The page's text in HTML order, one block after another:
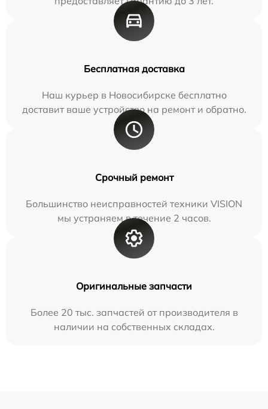
Бесплатная доставка
Наш курьер в Новосибирске бесплатно
доставит ваше устройство на ремонт и обратно.
Срочный ремонт
Большинство неисправностей техники VISION
мы устраняем в течение 2 часов.
Оригинальные запчасти
Более 20 тыс. запчастей от производителя в
наличии на собственных складах.